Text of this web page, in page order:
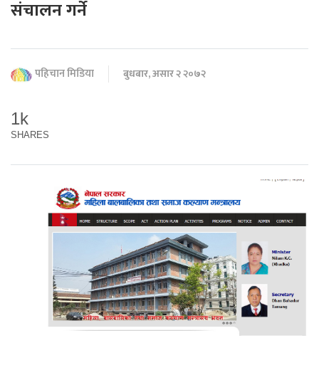
संचालन गर्ने
पहिचान मिडिया बुधबार, असार २ २०७२
1k
SHARES